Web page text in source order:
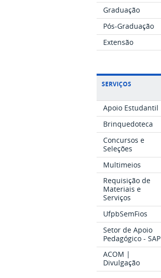
Graduação
Pós-Graduação
Extensão
SERVIÇOS
Apoio Estudantil
Brinquedoteca
Concursos e
Seleções
Multimeios
Requisição de
Materiais e
Serviços
UfpbSemFios
Setor de Apoio
Pedagógico - SAP
ACOM |
Divulgação